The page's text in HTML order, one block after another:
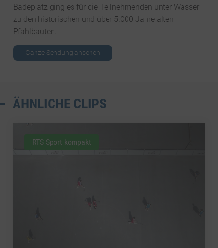
Badeplatz ging es für die Teilnehmenden unter Wasser
zu den historischen und über 5.000 Jahre alten
Pfahlbauten.
Ganze Sendung ansehen
ÄHNLICHE CLIPS
RTS Sport kompakt